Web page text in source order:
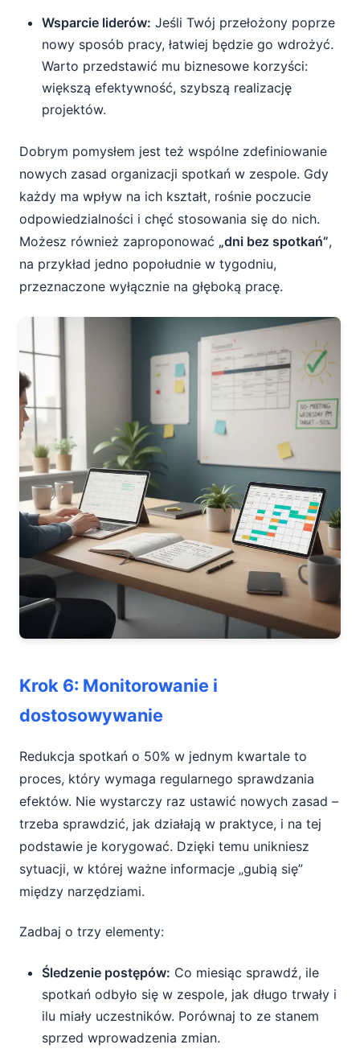
Wsparcie liderów: Jeśli Twój przełożony poprze
nowy sposób pracy, łatwiej będzie go wdrożyć.
Warto przedstawić mu biznesowe korzyści:
większą efektywność, szybszą realizację
projektów.
Dobrym pomysłem jest też wspólne zdefiniowanie
nowych zasad organizacji spotkań w zespole. Gdy
każdy ma wpływ na ich kształt, rośnie poczucie
odpowiedzialności i chęć stosowania się do nich.
Możesz również zaproponować „dni bez spotkań”,
na przykład jedno popołudnie w tygodniu,
przeznaczone wyłącznie na głęboką pracę.
Krok 6: Monitorowanie i
dostosowywanie
Redukcja spotkań o 50% w jednym kwartale to
proces, który wymaga regularnego sprawdzania
efektów. Nie wystarczy raz ustawić nowych zasad –
trzeba sprawdzić, jak działają w praktyce, i na tej
podstawie je korygować. Dzięki temu unikniesz
sytuacji, w której ważne informacje „gubią się”
między narzędziami.
Zadbaj o trzy elementy:
Śledzenie postępów: Co miesiąc sprawdź, ile
spotkań odbyło się w zespole, jak długo trwały i
ilu miały uczestników. Porównaj to ze stanem
sprzed wprowadzenia zmian.